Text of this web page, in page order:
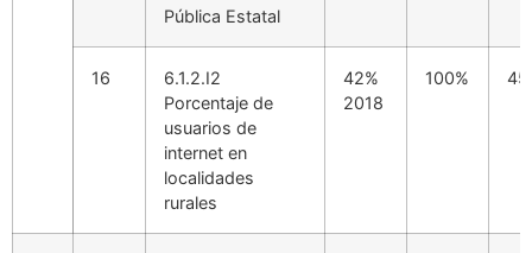
Pública Estatal
16
6.1.2.I2
Porcentaje de
usuarios de
internet en
localidades
rurales
42%
2018
100%